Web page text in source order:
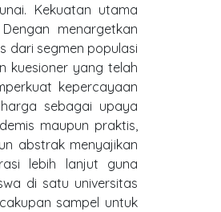
Kekuatan utama
menargetkan
dari segmen populasi
kuesioner yang telah
kepercayaan
sebagai upaya
maupun praktis,
abstrak menyajikan
lebih lanjut guna
di satu universitas
sampel untuk